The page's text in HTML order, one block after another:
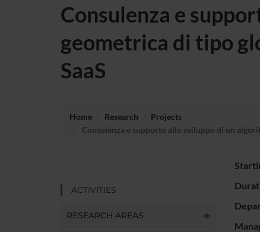
Consulenza e
geometrica di tipo
SaaS
Home Research
Projects
Consulenza e supporto allo sviluppo di un
ACTIVITIES
RESEARCH AREAS